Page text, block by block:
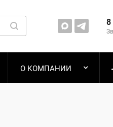
8
О КОМПАНИИ